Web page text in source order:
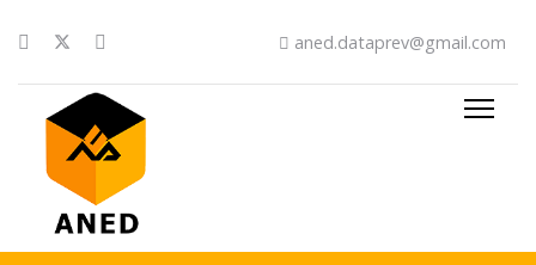
aned.dataprev@gmail.com